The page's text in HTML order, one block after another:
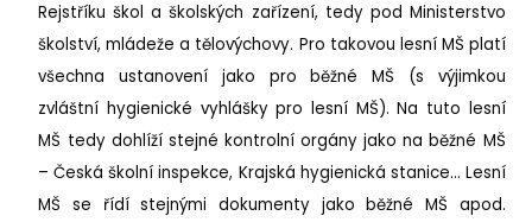
Rejstříku škol a školských zařízení, tedy pod Ministerstvo
školství, mládeže a tělovýchovy. Pro takovou lesní MŠ platí
všechna ustanovení jako pro běžné MŠ (s výjimkou
zvláštní hygienické vyhlášky pro lesní MŠ). Na tuto lesní
MŠ tedy dohlíží stejné kontrolní orgány jako na běžné MŠ
– Česká školní inspekce, Krajská hygienická stanice… Lesní
MŠ se řídí stejnými dokumenty jako běžné MŠ apod.